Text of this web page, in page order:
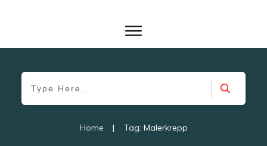
Home | Tag: Malerkrepp